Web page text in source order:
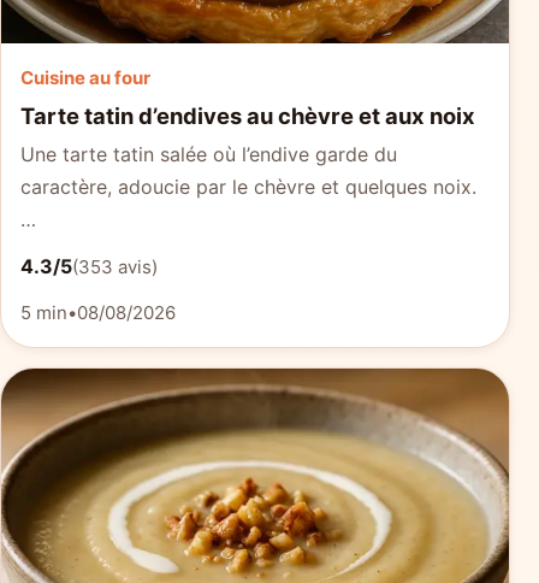
Cuisine au four
Tarte tatin d’endives au chèvre et aux noix
Une tarte tatin salée où l’endive garde du
caractère, adoucie par le chèvre et quelques noix.
…
4.3/5(353 avis)
5 min•08/08/2026